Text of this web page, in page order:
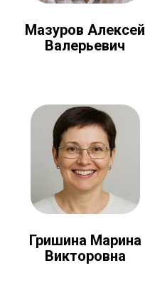
Мазуров Алексей
Валерьевич
Гришина Марина
Викторовна